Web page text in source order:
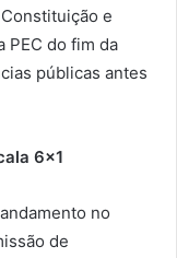
e
PEC do fim da
públicas antes
6×1
no
de